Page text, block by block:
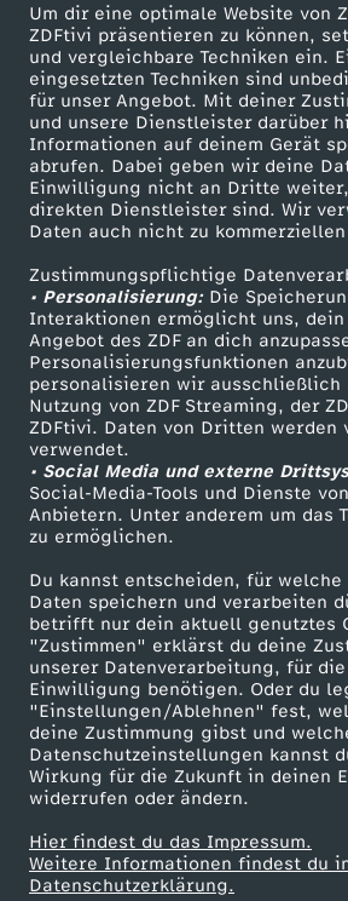
Um dir eine optimale Website von
ZDFtivi präsentieren zu können,
und vergleichbare Techniken ein.
eingesetzten Techniken sind
für unser Angebot. Mit deiner
und unsere Dienstleister darüber
Informationen auf deinem Gerät
abrufen. Dabei geben wir deine
Einwilligung nicht an Dritte
direkten Dienstleister sind. Wir
Daten auch nicht zu
Zustimmungspflichtige
• Personalisierung:Die
Interaktionen ermöglicht uns, dein
Angebot des ZDF an dich
Personalisierungsfunktionen
personalisieren wir ausschließlich
Nutzung von ZDF Streaming, der
ZDFtivi. Daten von Dritten werden
verwendet.
• Social Media und externe
Social-Media-Tools und Dienste
Anbietern. Unter anderem um das
zu ermöglichen.
Du kannst entscheiden, für
Daten speichern und verarbeiten
betrifft nur dein aktuell genutztes
"Zustimmen" erklärst du deine
unserer Datenverarbeitung, für
Einwilligung benötigen. Oder du
"Einstellungen/Ablehnen" fest,
deine Zustimmung gibst und
Datenschutzeinstellungen kannst
Wirkung für die Zukunft in deinen
widerrufen oder ändern.
Hier findest du das Impressum.
Weitere Informationen findest du
Datenschutzerklärung.
n
d
f
e
a
t
.
R
a
n
d
y
B
r
e
Mehr ZDF
ZDF-Apps
Smart TV
ZDFtext
Livestreams
Sendungen A-Z
TV-Programm
Service
Kontakt
Tickets
Hilfe
ZDF Unternehmen
Karriere
ZDF goes Schule
Werbefernsehen
Mainzelmännchen
Partner